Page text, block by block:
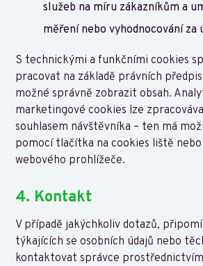
služeb na míru zákazníkům a
měření nebo vyhodnocování za
S technickými a funkčními cookies
pracovat na základě právních
možné správně zobrazit obsah.
marketingové cookies lze
souhlasem návštěvníka – ten má
pomocí tlačítka na cookies liště
webového prohlížeče.
4. Kontakt
V případě jakýchkoliv dotazů,
týkajících se osobních údajů nebo
kontaktovat správce prostřednictvím